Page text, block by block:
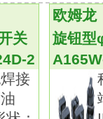
负载均可使
1
列。
5-1认证。种
关
2
接
欧姆龙
旋钮型